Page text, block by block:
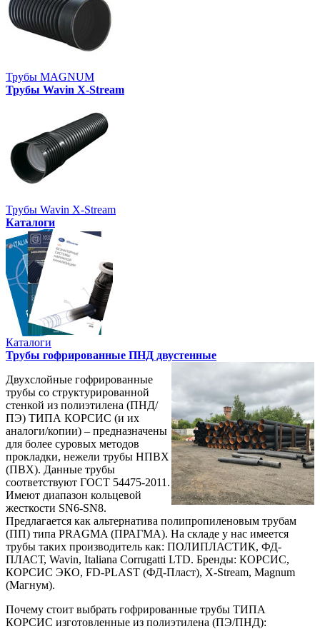
Трубы MAGNUM
Трубы Wavin X-Stream
Трубы Wavin X-Stream
Каталоги
Каталоги
Трубы гофрированные ПНД двустенные
Двухслойные гофрированные
трубы со структурированной
стенкой из полиэтилена (ПНД/
ПЭ) ТИПА КОРСИС (и их
аналоги/копии) – предназначены
для более суровых методов
прокладки, нежели трубы НПВХ
(ПВХ). Данные трубы
соответствуют ГОСТ 54475-2011.
Имеют диапазон кольцевой
жесткости SN6-SN8.
Предлагается как альтернатива полипропиленовым трубам
(ПП) типа PRAGMA (ПРАГМА). На складе у нас имеется
трубы таких производитель как: ПОЛИПЛАСТИК, ФД-
ПЛАСТ, Wavin, Italiana Corrugatti LTD. Бренды: КОРСИС,
КОРСИС ЭКО, FD-PLAST (ФД-Пласт), X-Stream, Magnum
(Магнум).
Почему стоит выбрать гофрированные трубы ТИПА
КОРСИС изготовленные из полиэтилена (ПЭ/ПНД):